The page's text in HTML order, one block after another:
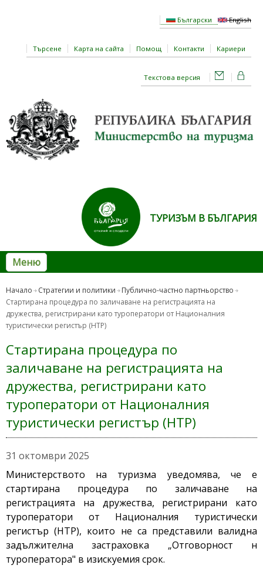
Български English
Търсене Карта на сайта Помощ Контакти Кариери
Текстова версия
ТУРИЗЪМ В БЪЛГАРИЯ
Меню
Начало Стратегии и политики
Публично-частно партньорство
Стартирана процедура по заличаване на регистрацията на
дружества, регистрирани като туроператори от Националния
туристически регистър (НТР)
Стартирана процедура по
заличаване на регистрацията на
дружества, регистрирани като
туроператори от Националния
туристически регистър (НТР)
31 октомври 2025
Министерството на туризма уведомява, че е
стартирана процедура по заличаване на
регистрацията на дружества, регистрирани като
туроператори от Националния туристически
регистър (НТР), които не са представили валидна
задължителна застраховка „Отговорност н
туроператора" в изискуемия срок.